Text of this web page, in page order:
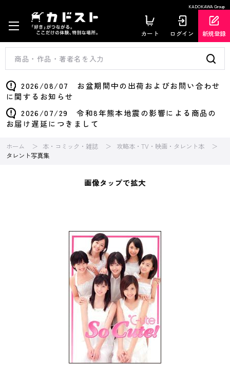
KADOKAWA Group
カート ログイン 新規登録
2026/08/07 お盆期間中の出荷およびお問い合わせ
に関するお知らせ
2026/07/29 令和8年熊本地震の影響による商品の
お届け遅延につきまして
ホーム 本・コミック・雑誌
攻略本・TV・映画・タレント本
タレント写真集
画像タップで拡大